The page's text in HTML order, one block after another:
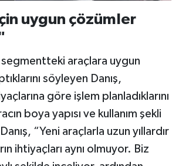
uygun çözümler
segmentteki araçlara uygun
söyleyen Danış,
göre işlem planladıklarını
boya yapısı ve kullanım şekli
“Yeni araçlarla uzun yıllardır
ihtiyaçları aynı olmuyor. Biz